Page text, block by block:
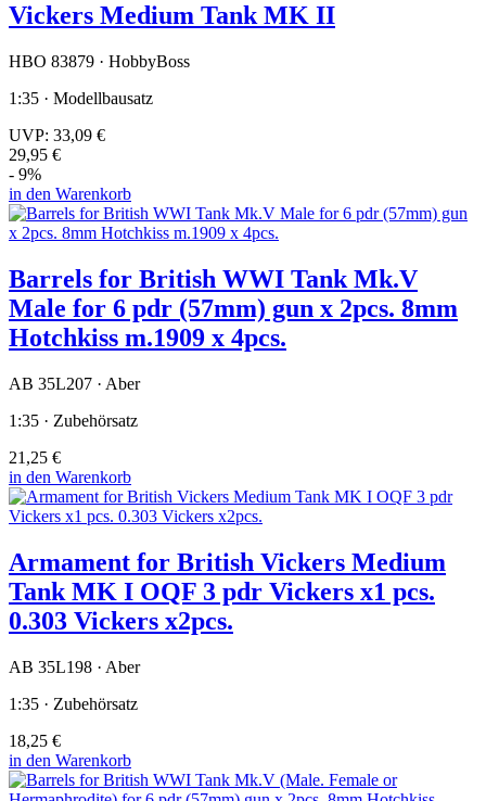
Vickers Medium Tank MK II
HBO 83879 · HobbyBoss
1:35 · Modellbausatz
UVP: 33,09 €
29,95 €
- 9%
in den Warenkorb
Barrels for British WWI Tank Mk.V
Male for 6 pdr (57mm) gun x 2pcs. 8mm
Hotchkiss m.1909 x 4pcs.
AB 35L207 · Aber
1:35 · Zubehörsatz
21,25 €
in den Warenkorb
Armament for British Vickers Medium
Tank MK I OQF 3 pdr Vickers x1 pcs.
0.303 Vickers x2pcs.
AB 35L198 · Aber
1:35 · Zubehörsatz
18,25 €
in den Warenkorb